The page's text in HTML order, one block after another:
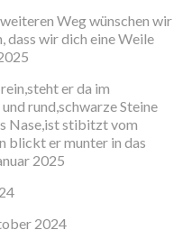
Weg wünschen wir
dass wir dich eine Weile
er da im
rund,schwarze Steine
Nase,ist stibitzt vom
blickt er munter in das
2025
2024